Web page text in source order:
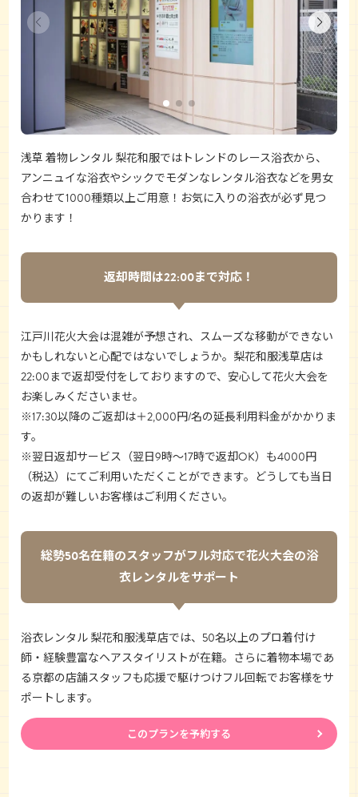
浅草 着物レンタル 梨花和服ではトレンドのレース浴衣から、
アンニュイな浴衣やシックでモダンなレンタル浴衣などを男女
合わせて1000種類以上ご用意！お気に入りの浴衣が必ず見つ
かります！
返却時間は22:00まで対応！
江戸川花火大会は混雑が予想され、スムーズな移動ができない
かもしれないと心配ではないでしょうか。梨花和服浅草店は
22:00まで返却受付をしておりますので、安心して花火大会を
お楽しみくださいませ。
※17:30以降のご返却は＋2,000円/名の延長利用料金がかかりま
す。
※翌日返却サービス（翌日9時〜17時で返却OK）も4000円
（税込）にてご利用いただくことができます。どうしても当日
の返却が難しいお客様はご利用ください。
総勢50名在籍のスタッフがフル対応で花火大会の浴
衣レンタルをサポート
浴衣レンタル 梨花和服浅草店では、50名以上のプロ着付け
師・経験豊富なヘアスタイリストが在籍。さらに着物本場であ
る京都の店舗スタッフも応援で駆けつけフル回転でお客様をサ
ポートします。
このプランを予約する